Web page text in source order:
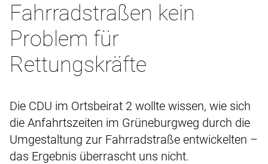
Fahrradstraßen kein
Problem für
Rettungskräfte
Die CDU im Ortsbeirat 2 wollte wissen, wie sich
die Anfahrtszeiten im Grüneburgweg durch die
Umgestaltung zur Fahrradstraße entwickelten –
das Ergebnis überrascht uns nicht.